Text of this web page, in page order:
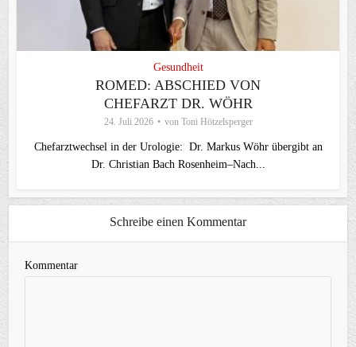
Gesundheit
ROMED: ABSCHIED VON
CHEFARZT DR. WÖHR
24. Juli 2026 von Toni Hötzelsperger
Chefarztwechsel in der Urologie: Dr. Markus Wöhr übergibt an
Dr. Christian Bach Rosenheim–Nach...
Schreibe einen Kommentar
Kommentar